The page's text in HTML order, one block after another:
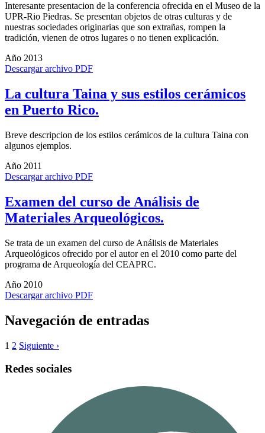
Interesante presentacion de la conferencia ofrecida en el Museo de la
UPR-Rio Piedras. Se presentan objetos de otras culturas y de
nuestras sociedades originarias que son extrañas, rompen la
tradición, vienen de otros lugares o no tienen explicación.
Año 2013
Descargar archivo PDF
La cultura Taina y sus estilos cerámicos
en Puerto Rico.
Breve descripcion de los estilos cerámicos de la cultura Taina con
algunos ejemplos.
Año 2011
Descargar archivo PDF
Examen del curso de Análisis de
Materiales Arqueológicos.
Se trata de un examen del curso de Análisis de Materiales
Arqueológicos ofrecido por el autor en el 2010 como parte del
programa de Arqueología del CEAPRC.
Año 2010
Descargar archivo PDF
Navegación de entradas
1 2 Siguiente ›
Redes sociales